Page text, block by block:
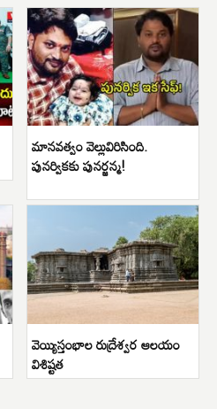
మానవత్వం వెల్లువిరిసింది.
పునర్వికకు పునర్జన్మ!
వెయ్యిస్తంభాల రుద్రేశ్వర ఆలయం
విశిష్టత